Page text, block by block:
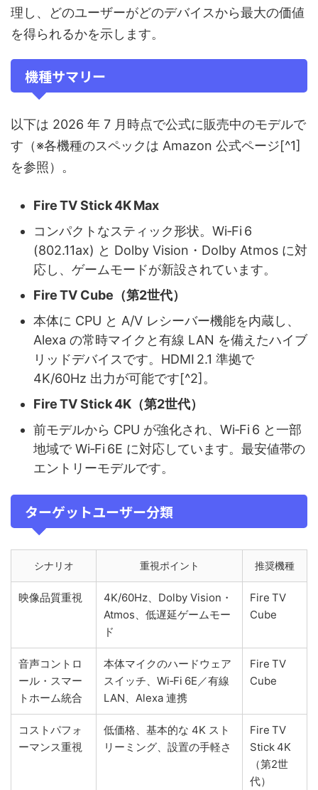
理し、どのユーザーがどのデバイスから最大の価値
を得られるかを示します。
機種サマリー
以下は 2026 年 7 月時点で公式に販売中のモデルで
す（※各機種のスペックは Amazon 公式ページ[^1]
を参照）。
Fire TV Stick 4K Max
コンパクトなスティック形状。Wi‑Fi 6
(802.11ax) と Dolby Vision・Dolby Atmos に対
応し、ゲームモードが新設されています。
Fire TV Cube（第2世代）
本体に CPU と A/V レシーバー機能を内蔵し、
Alexa の常時マイクと有線 LAN を備えたハイブ
リッドデバイスです。HDMI 2.1 準拠で
4K/60Hz 出力が可能です[^2]。
Fire TV Stick 4K（第2世代）
前モデルから CPU が強化され、Wi‑Fi 6 と一部
地域で Wi‑Fi 6E に対応しています。最安値帯の
エントリーモデルです。
ターゲットユーザー分類
シナリオ 重視ポイント 推奨機種
映像品質重視
4K/60Hz、Dolby Vision・
Atmos、低遅延ゲームモー
ド
Fire TV
Cube
音声コントロ
ール・スマー
トホーム統合
本体マイクのハードウェア
スイッチ、Wi‑Fi 6E／有線
LAN、Alexa 連携
Fire TV
Cube
コストパフォ
ーマンス重視
低価格、基本的な 4K スト
リーミング、設置の手軽さ
Fire TV
Stick 4K
（第2世
代）